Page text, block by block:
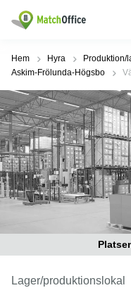
Hyra / hyra ut
Kategorier
Kontor
Kontorshotell
Coworking
space
Lagerlokaler
Butikslokaler
Verkstad
Populära
Städer
Stockholm
Göteborg
Malmö
Uppsala
Östermalm
Skåne
Populära
sökningar
Kontorshotell
Stockholm
Hyra lokal
Stockholm
Kontorshotell
Stockholm
Kontorshotell
Hjälp
Om oss
Bli hyresvärd
Pris
Hem Hyra Produktion/
Askim-Frölunda-Högsbo
Lager/produktionslokal